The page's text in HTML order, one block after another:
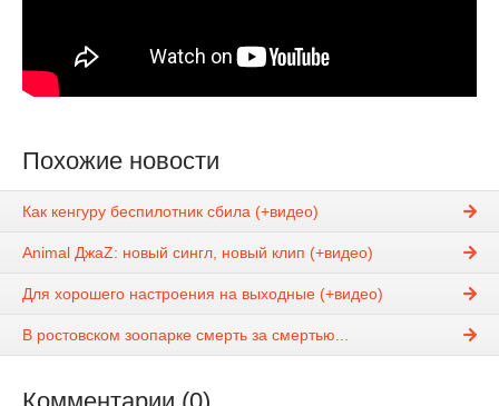
Похожие новости
Как кенгуру беспилотник сбила (+видео)
Animal ДжаZ: новый сингл, новый клип (+видео)
Для хорошего настроения на выходные (+видео)
В ростовском зоопарке смерть за смертью...